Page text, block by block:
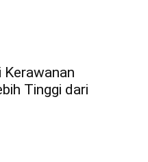
Tinggi dari